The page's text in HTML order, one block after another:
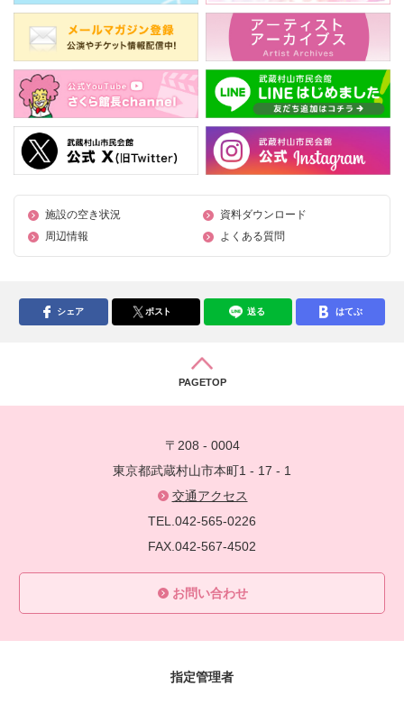
施設の空き状況
資料ダウンロード
周辺情報
よくある質問
シェア ポスト 送る はてぶ
PAGETOP
〒208 - 0004
東京都武蔵村山市本町1 - 17 - 1
交通アクセス
TEL.042-565-0226
FAX.042-567-4502
お問い合わせ
指定管理者